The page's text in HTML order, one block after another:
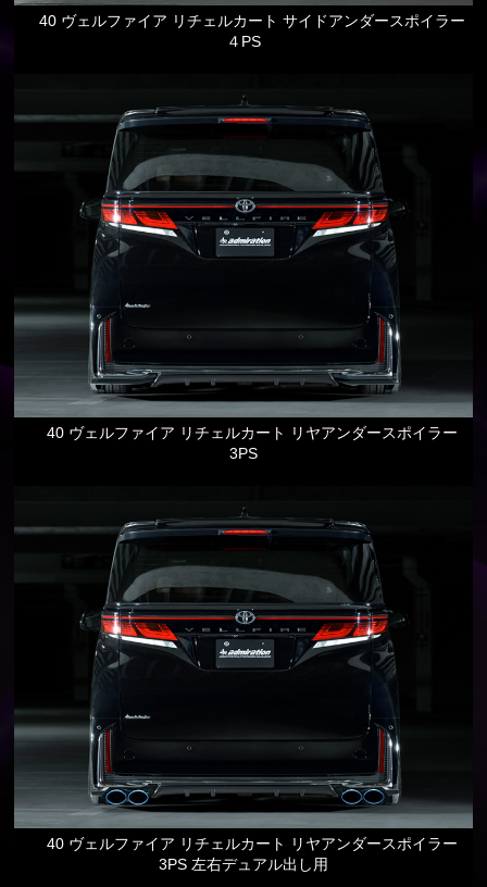
40 ヴェルファイア リチェルカート サイドアンダースポイラー
４PS
40 ヴェルファイア リチェルカート リヤアンダースポイラー
3PS
40 ヴェルファイア リチェルカート リヤアンダースポイラー
3PS 左右デュアル出し用